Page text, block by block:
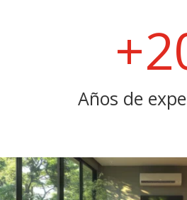
Años de